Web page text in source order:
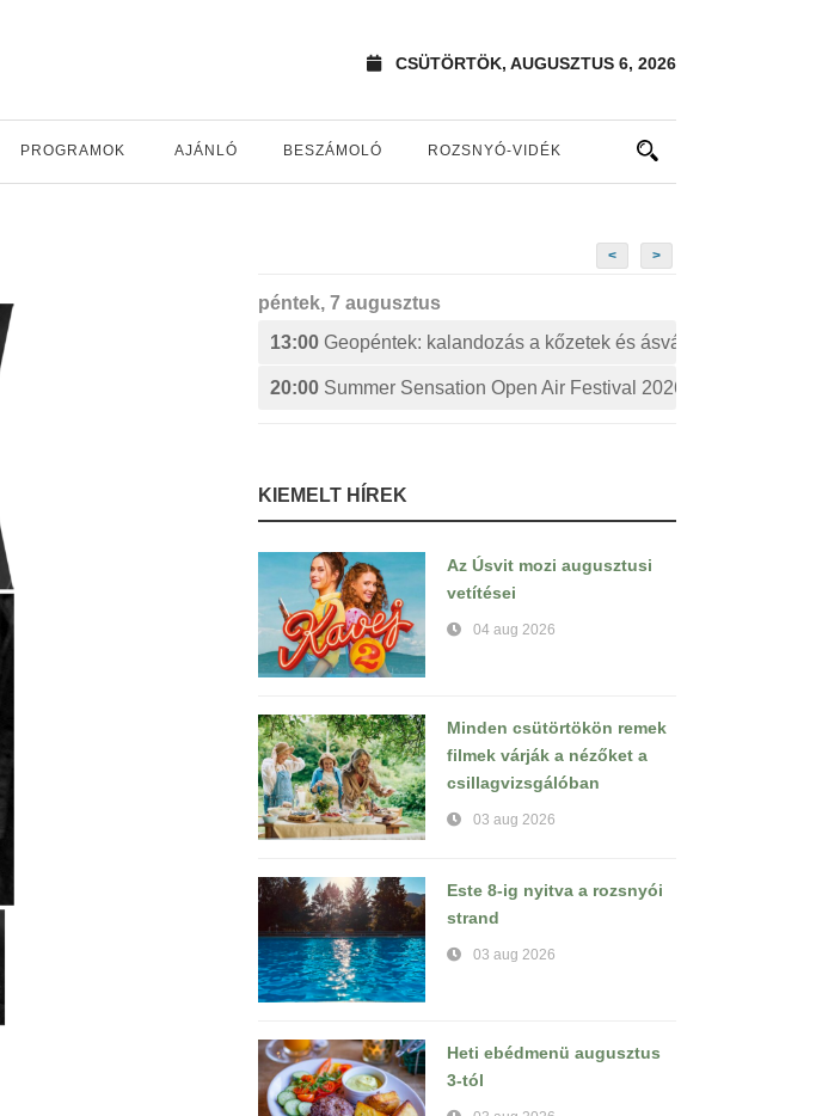
CSÜTÖRTÖK, AUGUSZTUS 6, 2026
PROGRAMOK AJÁNLÓ BESZÁMOLÓ ROZSNYÓ-VIDÉK
< >
péntek, 7 augusztus
13:00 Geopéntek: kalandozás a kőzetek és ásványok izgalmas
20:00 Summer Sensation Open Air Festival 2026:
KIEMELT HÍREK
Az Úsvit mozi augusztusi
vetítései
04 aug 2026
Minden csütörtökön remek
filmek várják a nézőket a
csillagvizsgálóban
03 aug 2026
Este 8-ig nyitva a rozsnyói
strand
03 aug 2026
Heti ebédmenü augusztus
3-tól